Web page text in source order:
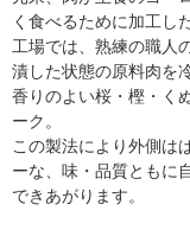
く食べるために加工し
工場では、熟練の職人
漬した状態の原料肉を
香りのよい桜・樫・く
ーク。
この製法により外側は
ーな、味・品質ともに
できあがります。